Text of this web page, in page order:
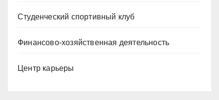
Студенческий спортивный клуб
Финансово-хозяйственная деятельность
Центр карьеры